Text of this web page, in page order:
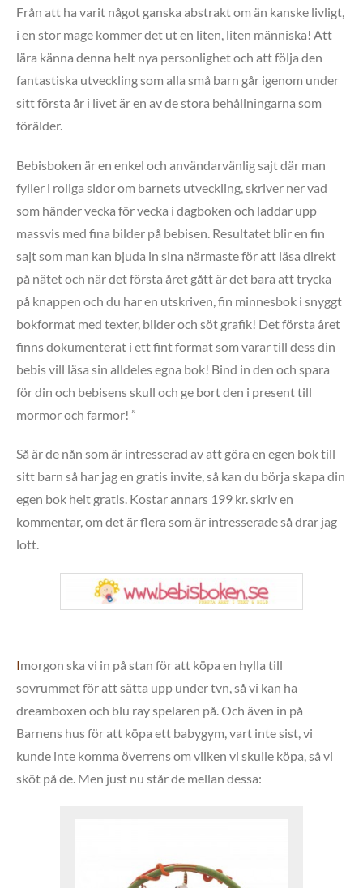
Från att ha varit något ganska abstrakt om än kanske livligt,
i en stor mage kommer det ut en liten, liten människa! Att
lära känna denna helt nya personlighet och att följa den
fantastiska utveckling som alla små barn går igenom under
sitt första år i livet är en av de stora behållningarna som
förälder.
Bebisboken är en enkel och användarvänlig sajt där man
fyller i roliga sidor om barnets utveckling, skriver ner vad
som händer vecka för vecka i dagboken och laddar upp
massvis med fina bilder på bebisen. Resultatet blir en fin
sajt som man kan bjuda in sina närmaste för att läsa direkt
på nätet och när det första året gått är det bara att trycka
på knappen och du har en utskriven, fin minnesbok i snyggt
bokformat med texter, bilder och söt grafik! Det första året
finns dokumenterat i ett fint format som varar till dess din
bebis vill läsa sin alldeles egna bok! Bind in den och spara
för din och bebisens skull och ge bort den i present till
mormor och farmor! ”
Så är de nån som är intresserad av att göra en egen bok till
sitt barn så har jag en gratis invite, så kan du börja skapa din
egen bok helt gratis. Kostar annars 199 kr. skriv en
kommentar, om det är flera som är intresserade så drar jag
lott.
Imorgon ska vi in på stan för att köpa en hylla till
sovrummet för att sätta upp under tvn, så vi kan ha
dreamboxen och blu ray spelaren på. Och även in på
Barnens hus för att köpa ett babygym, vart inte sist, vi
kunde inte komma överrens om vilken vi skulle köpa, så vi
sköt på de. Men just nu står de mellan dessa: